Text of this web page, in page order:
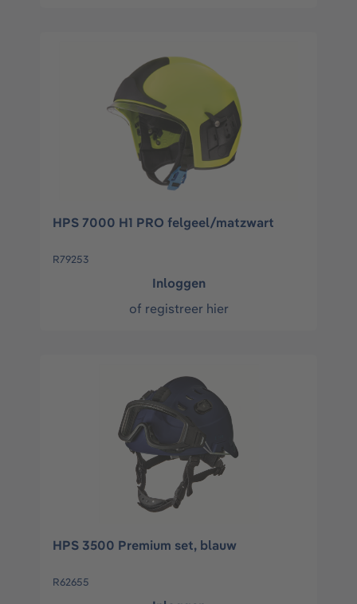
HPS 7000 H1 PRO felgeel/matzwart
R79253
Inloggen
of registreer hier
HPS 3500 Premium set, blauw
R62655